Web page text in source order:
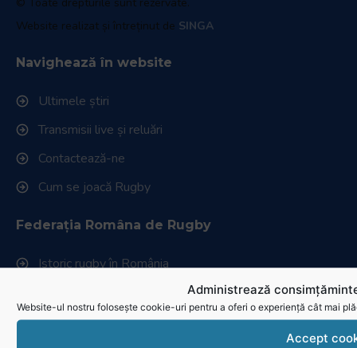
Administrează
Website-ul nostru folosește cookie-uri pentru a oferi o experiență cât mai
Accept
Website realizat și întreținut de SINGA
Navighează în website
Ultimele știri
Transmisii live și reluări
Contactează-ne
Cum se joacă Rugby
Federația Româna de Rugby
Istoric rugby în România
Stadionul național de rugby